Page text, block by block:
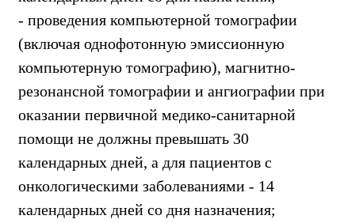
- проведения компьютерной томографии
(включая однофотонную эмиссионную
компьютерную томографию), магнитно-
резонансной томографии и ангиографии при
оказании первичной медико-санитарной
помощи не должны превышать 30
календарных дней, а для пациентов с
онкологическими заболеваниями - 14
календарных дней со дня назначения;